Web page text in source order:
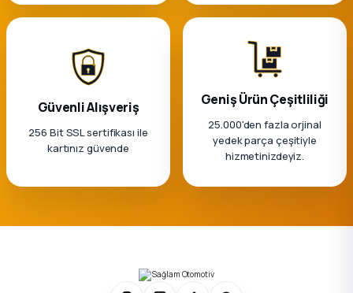
Güvenli Alışveriş
256 Bit SSL sertifikası ile
kartınız güvende
Geniş Ürün Çeşitliliği
25.000'den fazla orjinal
yedek parça çeşitiyle
hizmetinizdeyiz.